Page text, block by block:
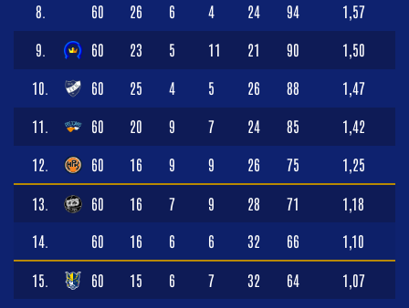
8. 60 26 6 4 24 94 1,57
9. 60 23 5 11 21 90 1,50
10. 60 25 4 5 26 88 1,47
11. 60 20 9 7 24 85 1,42
12. 60 16 9 9 26 75 1,25
13. 60 16 7 9 28 71 1,18
14. 60 16 6 6 32 66 1,10
15. 60 15 6 7 32 64 1,07